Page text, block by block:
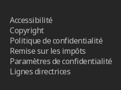
Accessibilité
Copyright
Politique de confidentialité
Remise sur les impôts
Paramètres de confidentialité
Lignes directrices